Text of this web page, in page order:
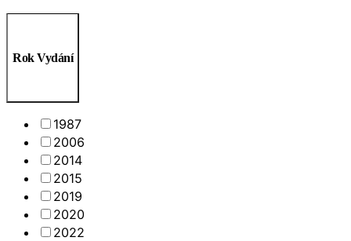
Rok Vydání
1987
2006
2014
2015
2019
2020
2022